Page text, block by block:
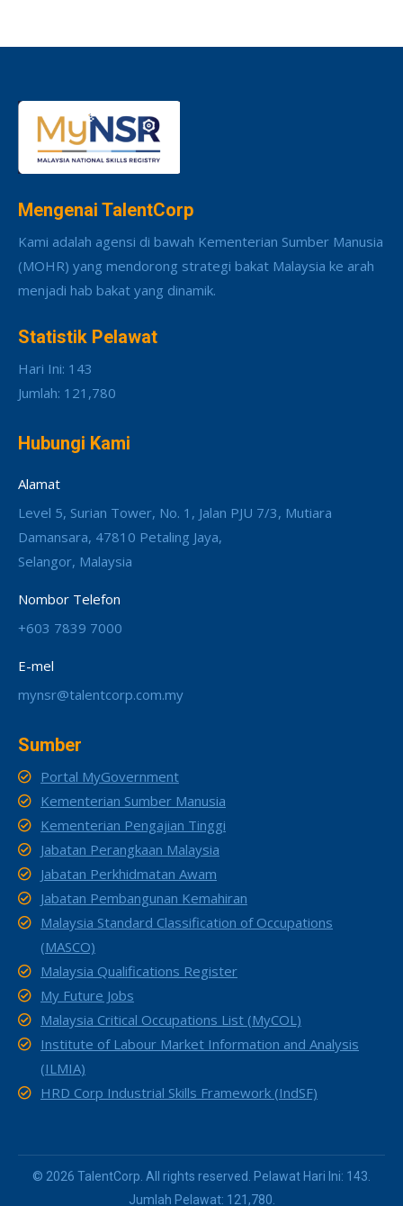
Mengenai TalentCorp
Kami adalah agensi di bawah Kementerian Sumber Manusia
(MOHR) yang mendorong strategi bakat Malaysia ke arah
menjadi hab bakat yang dinamik.
Statistik Pelawat
Hari Ini: 143
Jumlah: 121,780
Hubungi Kami
Alamat
Level 5, Surian Tower, No. 1, Jalan PJU 7/3, Mutiara
Damansara, 47810 Petaling Jaya,
Selangor, Malaysia
Nombor Telefon
+603 7839 7000
E-mel
mynsr@talentcorp.com.my
Sumber
Portal MyGovernment
Kementerian Sumber Manusia
Kementerian Pengajian Tinggi
Jabatan Perangkaan Malaysia
Jabatan Perkhidmatan Awam
Jabatan Pembangunan Kemahiran
Malaysia Standard Classification of Occupations
(MASCO)
Malaysia Qualifications Register
My Future Jobs
Malaysia Critical Occupations List (MyCOL)
Institute of Labour Market Information and Analysis
(ILMIA)
HRD Corp Industrial Skills Framework (IndSF)
© 2026 TalentCorp. All rights reserved. Pelawat Hari Ini: 143.
Jumlah Pelawat: 121,780.